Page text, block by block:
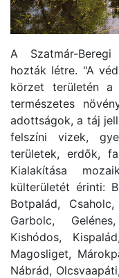
A Szatmár-
hozták létre. "A
körzet területén
természetes
adottságok, a táj
felszíni vizek,
területek, erdők,
Kialakítása
külterületét érinti:
Botpalád,
Garbolc,
Kishódos,
Magosliget,
Nábrád,